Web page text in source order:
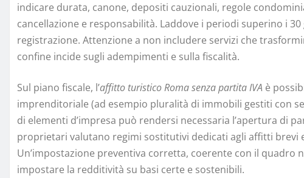
indicare durata, canone, depositi cauzionali, regole
cancellazione e responsabilità. Laddove i periodi superino i
registrazione. Attenzione a non includere servizi che
confine incide sugli adempimenti e sulla fiscalità.
Sul piano fiscale, l’affitto turistico Roma senza partita IVA è
imprenditoriale (ad esempio pluralità di immobili gestiti con
di elementi d’impresa può rendersi necessaria l’apertura di
proprietari valutano regimi sostitutivi dedicati agli affitti brevi
Un’impostazione preventiva corretta, coerente con il quadro
impostare la redditività su basi certe e sostenibili.